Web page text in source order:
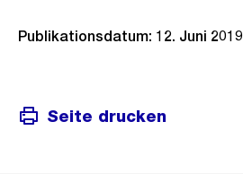
Publikationsdatum: 12. Juni 2019
Seite drucken